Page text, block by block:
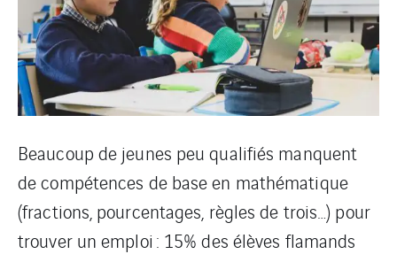
Beaucoup de jeunes peu qualifiés manquent
de compétences de base en mathématique
(fractions, pourcentages, règles de trois…) pour
trouver un emploi : 15% des élèves flamands